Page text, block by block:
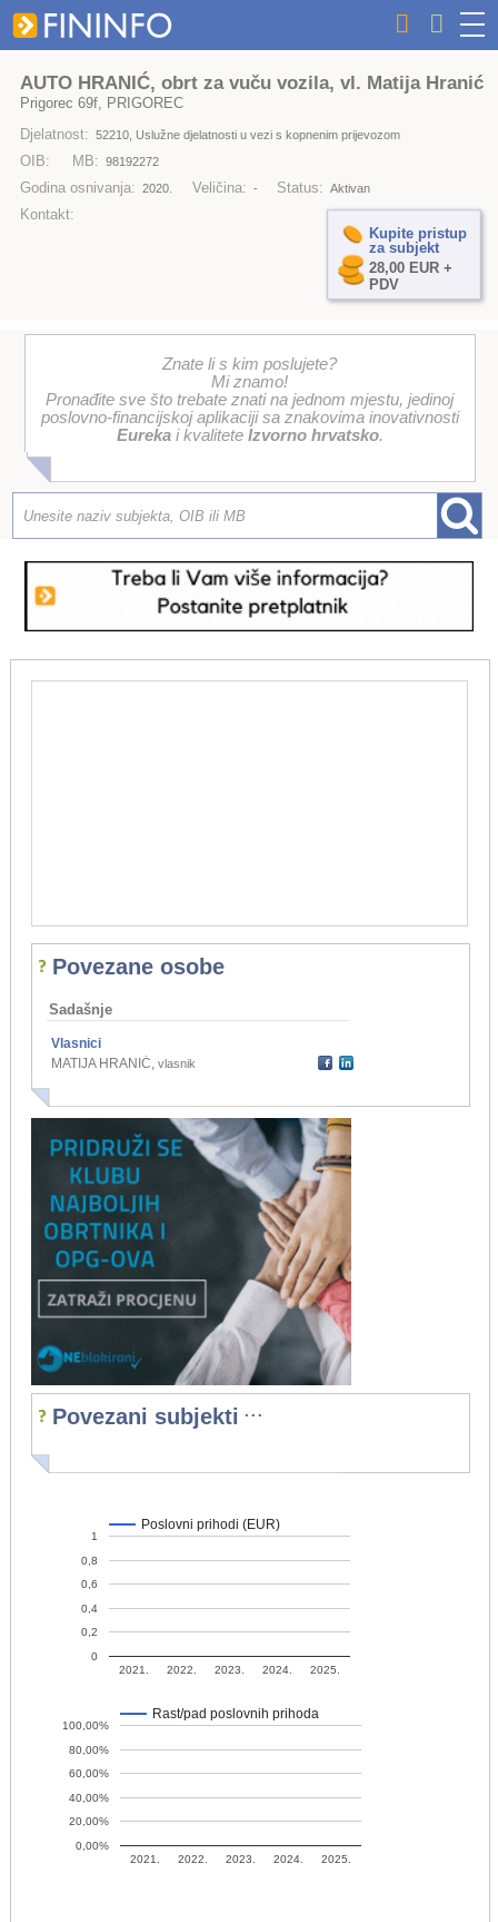
AUTO HRANIĆ, obrt za vuču vozila, vl. Matija Hranić
Prigorec 69f, PRIGOREC
Djelatnost: 52210, Uslužne djelatnosti u vezi s kopnenim prijevozom
OIB: MB: 98192272
Godina osnivanja: 2020. Veličina: - Status: Aktivan
Kontakt:
Kupite pristup
za subjekt
28,00 EUR +
PDV
Znate li s kim poslujete?
Mi znamo!
Pronađite sve što trebate znati na jednom mjestu, jedinoj
poslovno-financijskoj aplikaciji sa znakovima inovativnosti
Eurekai kvalitete Izvorno hrvatsko.
Povezane osobe
Sadašnje
Vlasnici
MATIJA HRANIĆ, vlasnik
Povezani subjekti ...
Poslovni prihodi (EUR)
2021. 2022. 2023. 2024. 2025.
0
0,2
0,4
0,6
0,8
1
Rast/pad poslovnih prihoda
2021. 2022. 2023. 2024. 2025.
0,00%
20,00%
40,00%
60,00%
80,00%
100,00%